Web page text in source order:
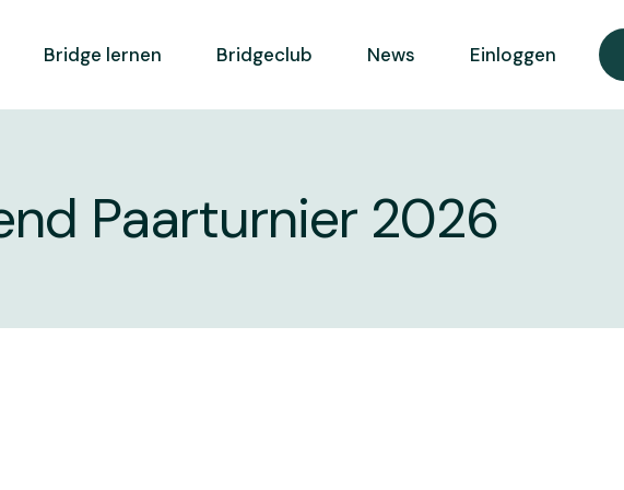
Bridge lernen
Weiterbildung
Lernen und Spielen
Bridgeclub
Spielbetrieb
Geschichte
News Einloggen
Paarturnier 2026